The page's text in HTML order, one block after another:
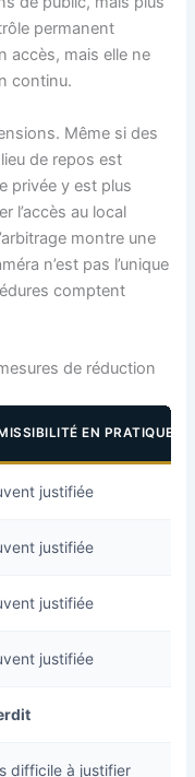
permanent
accès, mais elle ne
continu.
Même si des
de repos est
privée y est plus
l’accès au local
montre une
n’est pas l’unique
comptent
de réduction
EN PRATIQUE
justifiée
justifiée
justifiée
justifiée
difficile à justifier